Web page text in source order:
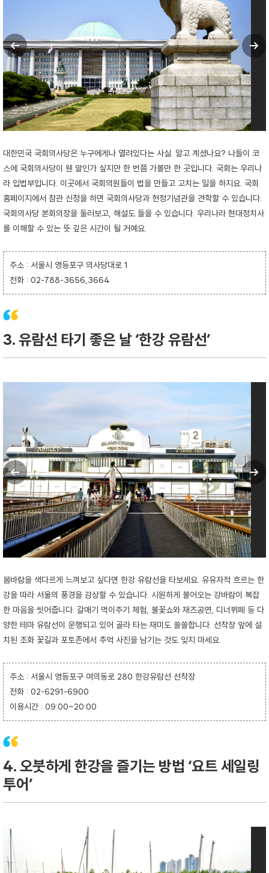
대한민국 국회의사당은 누구에게나 열려있다는 사실. 알고 계셨나요? 나들이 코
스에 국회의사당이 웬 말인가 싶지만 한 번쯤 가볼만 한 곳입니다. 국회는 우리나
라 입법부입니다. 이곳에서 국회의원들이 법을 만들고 고치는 일을 하지요. 국회
홈페이지에서 참관 신청을 하면 국회의사당과 헌정기념관을 견학할 수 있습니다.
국회의사당 본회의장을 둘러보고, 해설도 들을 수 있습니다. 우리나라 현대정치사
를 이해할 수 있는 뜻 깊은 시간이 될 거예요.
주소 : 서울시 영등포구 의사당대로 1
전화 : 02-788-3656,3664
3. 유람선 타기 좋은 날 ‘한강 유람선’
봄바람을 색다르게 느껴보고 싶다면 한강 유람선을 타보세요. 유유자적 흐르는 한
강을 따라 서울의 풍경을 감상할 수 있습니다. 시원하게 불어오는 강바람이 복잡
한 마음을 씻어줍니다. 갈매기 먹이주기 체험, 불꽃쇼와 재즈공연, 디너뷔페 등 다
양한 테마 유람선이 운행되고 있어 골라 타는 재미도 쏠쏠합니다. 선착장 앞에 설
치된 조화 꽃길과 포토존에서 추억 사진을 남기는 것도 잊지 마세요.
주소 : 서울시 영등포구 여의동로 280 한강유람선 선착장
전화 : 02-6291-6900
이용시간 : 09:00~20:00
4. 오붓하게 한강을 즐기는 방법 ‘요트 세일링
투어’